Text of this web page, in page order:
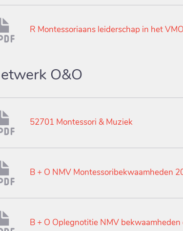
R Montessoriaans leiderschap in het
O&O
52701 Montessori & Muziek
B + O NMV Montessoribekwaamheden
B + O Oplegnotitie NMV